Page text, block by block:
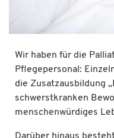
Wir haben für die
Pflegepersonal:
die Zusatzausbildung
schwerstkranken
menschenwürdiges
Darüber hinaus